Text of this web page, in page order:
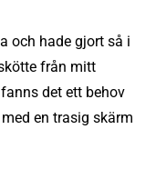
och hade gjort så i
från mitt
det ett behov
en trasig skärm